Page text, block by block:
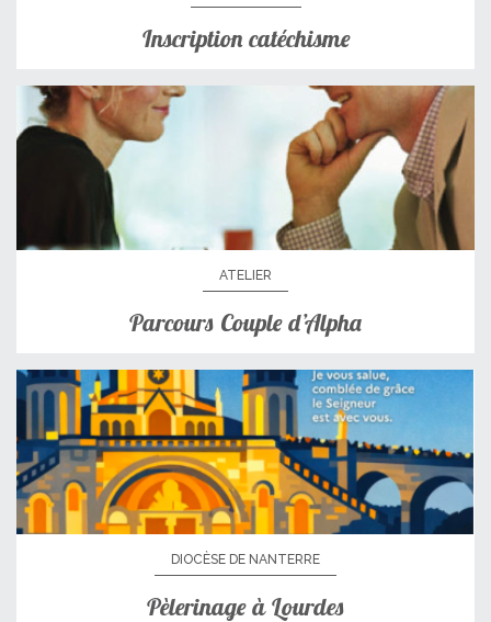
Inscription catéchisme
ATELIER
Parcours Couple d’Alpha
DIOCÈSE DE NANTERRE
Pèlerinage à Lourdes